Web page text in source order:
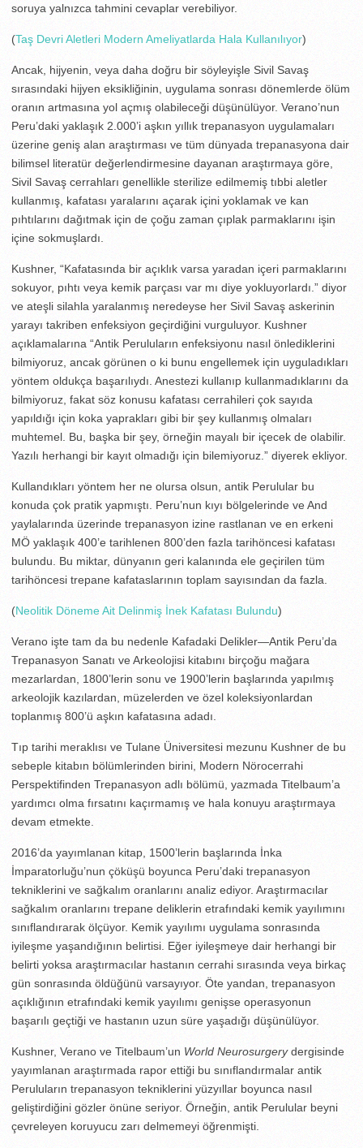
soruya yalnızca tahmini cevaplar verebiliyor.
(Taş Devri Aletleri Modern Ameliyatlarda Hala Kullanılıyor)
Ancak, hijyenin, veya daha doğru bir söyleyişle Sivil Savaş
sırasındaki hijyen eksikliğinin, uygulama sonrası dönemlerde ölüm
oranın artmasına yol açmış olabileceği düşünülüyor. Verano’nun
Peru’daki yaklaşık 2.000’i aşkın yıllık trepanasyon uygulamaları
üzerine geniş alan araştırması ve tüm dünyada trepanasyona dair
bilimsel literatür değerlendirmesine dayanan araştırmaya göre,
Sivil Savaş cerrahları genellikle sterilize edilmemiş tıbbi aletler
kullanmış, kafatası yaralarını açarak içini yoklamak ve kan
pıhtılarını dağıtmak için de çoğu zaman çıplak parmaklarını işin
içine sokmuşlardı.
Kushner, “Kafatasında bir açıklık varsa yaradan içeri parmaklarını
sokuyor, pıhtı veya kemik parçası var mı diye yokluyorlardı.” diyor
ve ateşli silahla yaralanmış neredeyse her Sivil Savaş askerinin
yarayı takriben enfeksiyon geçirdiğini vurguluyor. Kushner
açıklamalarına “Antik Peruluların enfeksiyonu nasıl önlediklerini
bilmiyoruz, ancak görünen o ki bunu engellemek için uyguladıkları
yöntem oldukça başarılıydı. Anestezi kullanıp kullanmadıklarını da
bilmiyoruz, fakat söz konusu kafatası cerrahileri çok sayıda
yapıldığı için koka yaprakları gibi bir şey kullanmış olmaları
muhtemel. Bu, başka bir şey, örneğin mayalı bir içecek de olabilir.
Yazılı herhangi bir kayıt olmadığı için bilemiyoruz.” diyerek ekliyor.
Kullandıkları yöntem her ne olursa olsun, antik Perulular bu
konuda çok pratik yapmıştı. Peru’nun kıyı bölgelerinde ve And
yaylalarında üzerinde trepanasyon izine rastlanan ve en erkeni
MÖ yaklaşık 400’e tarihlenen 800’den fazla tarihöncesi kafatası
bulundu. Bu miktar, dünyanın geri kalanında ele geçirilen tüm
tarihöncesi trepane kafataslarının toplam sayısından da fazla.
(Neolitik Döneme Ait Delinmiş İnek Kafatası Bulundu)
Verano işte tam da bu nedenle Kafadaki Delikler—Antik Peru’da
Trepanasyon Sanatı ve Arkeolojisi kitabını birçoğu mağara
mezarlardan, 1800’lerin sonu ve 1900’lerin başlarında yapılmış
arkeolojik kazılardan, müzelerden ve özel koleksiyonlardan
toplanmış 800’ü aşkın kafatasına adadı.
Tıp tarihi meraklısı ve Tulane Üniversitesi mezunu Kushner de bu
sebeple kitabın bölümlerinden birini, Modern Nörocerrahi
Perspektifinden Trepanasyon adlı bölümü, yazmada Titelbaum’a
yardımcı olma fırsatını kaçırmamış ve hala konuyu araştırmaya
devam etmekte.
2016’da yayımlanan kitap, 1500’lerin başlarında İnka
İmparatorluğu’nun çöküşü boyunca Peru’daki trepanasyon
tekniklerini ve sağkalım oranlarını analiz ediyor. Araştırmacılar
sağkalım oranlarını trepane deliklerin etrafındaki kemik yayılımını
sınıflandırarak ölçüyor. Kemik yayılımı uygulama sonrasında
iyileşme yaşandığının belirtisi. Eğer iyileşmeye dair herhangi bir
belirti yoksa araştırmacılar hastanın cerrahi sırasında veya birkaç
gün sonrasında öldüğünü varsayıyor. Öte yandan, trepanasyon
açıklığının etrafındaki kemik yayılımı genişse operasyonun
başarılı geçtiği ve hastanın uzun süre yaşadığı düşünülüyor.
Kushner, Verano ve Titelbaum’un World Neurosurgerydergisinde
yayımlanan araştırmada rapor ettiği bu sınıflandırmalar antik
Peruluların trepanasyon tekniklerini yüzyıllar boyunca nasıl
geliştirdiğini gözler önüne seriyor. Örneğin, antik Perulular beyni
çevreleyen koruyucu zarı delmemeyi öğrenmişti.